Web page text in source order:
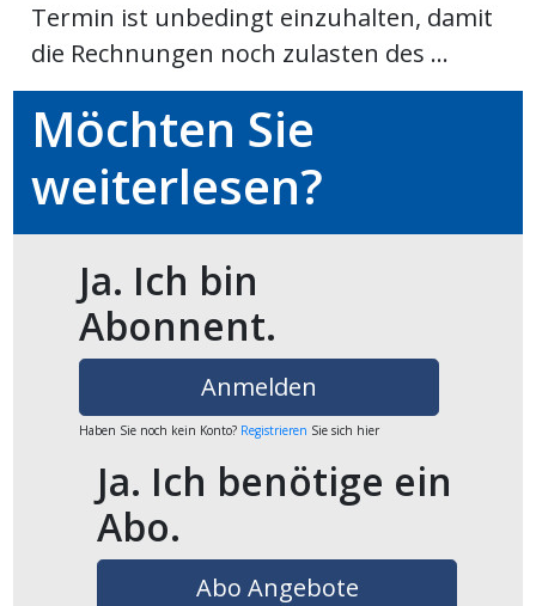
Auw:
offizielle
Mitteilungen
Termin ist unbedingt einzuhalten, damit
die Rechnungen noch zulasten des ...
Möchten Sie
weiterlesen?
Ja. Ich bin
Abonnent.
Anmelden
Haben Sie noch kein Konto? Registrieren Sie sich hier
Ja. Ich benötige ein
Abo.
Abo Angebote